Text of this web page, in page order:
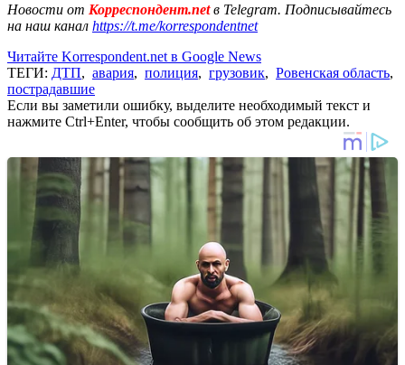
Новости от Корреспондент.netв Telegram. Подписывайтесь
на наш канал https://t.me/korrespondentnet
Читайте Korrespondent.net в Google News
ТЕГИ: ДТП, авария, полиция, грузовик, Ровенская область,
пострадавшие
Если вы заметили ошибку, выделите необходимый текст и
нажмите Ctrl+Enter, чтобы сообщить об этом редакции.